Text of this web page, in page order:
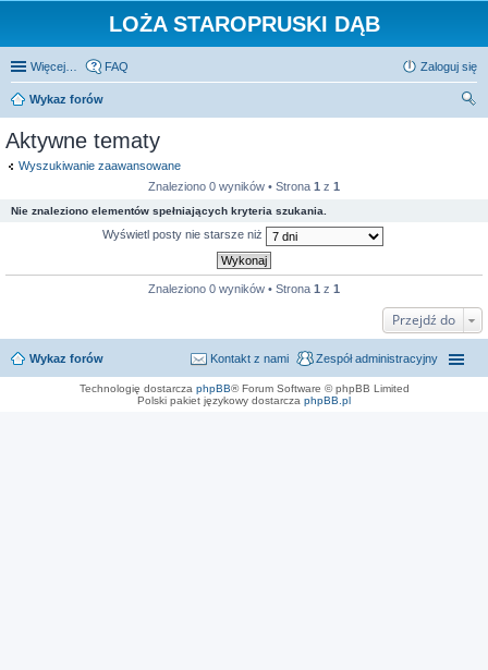
LOŻA STAROPRUSKI DĄB
Więcej… FAQ Zaloguj się
Wykaz forów
Aktywne tematy
Wyszukiwanie zaawansowane
Znaleziono 0 wyników • Strona 1 z 1
Nie znaleziono elementów spełniających kryteria szukania.
Wyświetl posty nie starsze niż
Znaleziono 0 wyników • Strona 1 z 1
Przejdź do
Wykaz forów Zespół administracyjny
Kontakt z nami
Technologię dostarcza phpBB® Forum Software © phpBB Limited
Polski pakiet językowy dostarcza phpBB.pl